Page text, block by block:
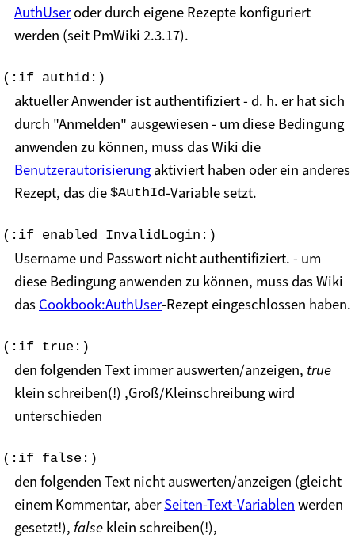
AuthUseroder durch eigene Rezepte konfiguriert
werden (seit PmWiki 2.3.17).
(:if authid:)
aktueller Anwender ist authentifiziert - d. h. er hat sich
durch "Anmelden" ausgewiesen - um diese Bedingung
anwenden zu können, muss das Wiki die
Benutzerautorisierung aktiviert haben oder ein anderes
Rezept, das die $AuthId-Variable setzt.
(:if enabled InvalidLogin:)
Username und Passwort nicht authentifiziert. - um
diese Bedingung anwenden zu können, muss das Wiki
das Cookbook:AuthUser-Rezept eingeschlossen haben.
(:if true:)
den folgenden Text immer auswerten/anzeigen, true
klein schreiben(!) ,Groß/Kleinschreibung wird
unterschieden
(:if false:)
den folgenden Text nicht auswerten/anzeigen (gleicht
einem Kommentar, aberSeiten-Text-Variablen werden
gesetzt!), false klein schreiben(!),